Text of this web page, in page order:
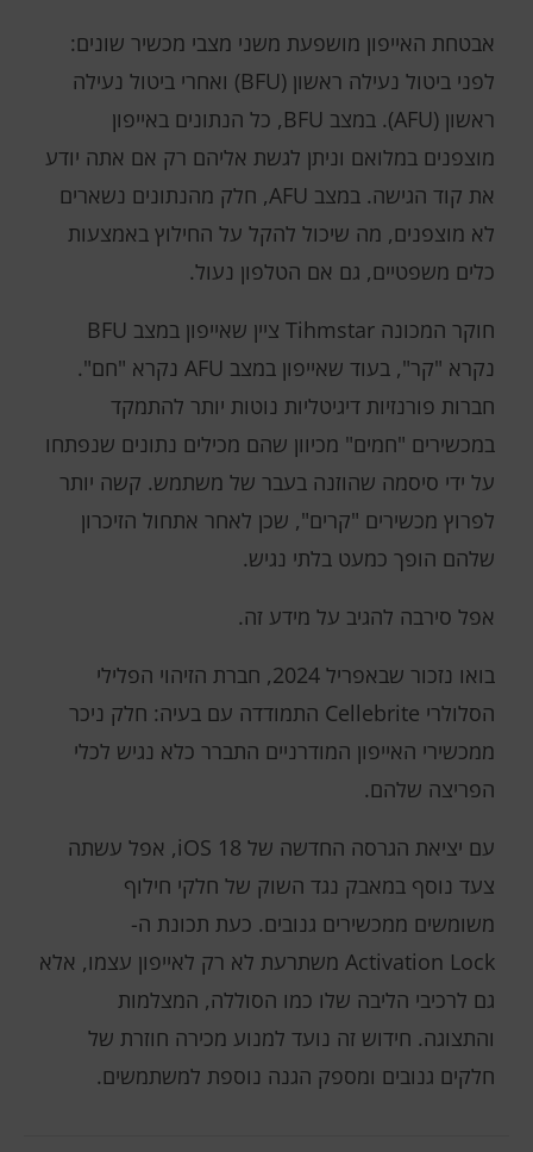
אבטחת האייפון מושפעת משני מצבי מכשיר שונים:
לפני ביטול נעילה ראשון (BFU) ואחרי ביטול נעילה
ראשון (AFU). במצב BFU, כל הנתונים באייפון
מוצפנים במלואם וניתן לגשת אליהם רק אם אתה יודע
את קוד הגישה. במצב AFU, חלק מהנתונים נשארים
לא מוצפנים, מה שיכול להקל על החילוץ באמצעות
כלים משפטיים, גם אם הטלפון נעול.
חוקר המכונה Tihmstar ציין שאייפון במצב BFU
נקרא "קר", בעוד שאייפון במצב AFU נקרא "חם".
חברות פורנזיות דיגיטליות נוטות יותר להתמקד
במכשירים "חמים" מכיוון שהם מכילים נתונים שנפתחו
על ידי סיסמה שהוזנה בעבר של משתמש. קשה יותר
לפרוץ מכשירים "קרים", שכן לאחר אתחול הזיכרון
שלהם הופך כמעט בלתי נגיש.
אפל סירבה להגיב על מידע זה.
בואו נזכור שבאפריל 2024, חברת הזיהוי הפלילי
הסלולרי Cellebrite התמודדה עם בעיה: חלק ניכר
ממכשירי האייפון המודרניים התברר כלא נגיש לכלי
הפריצה שלהם.
עם יציאת הגרסה החדשה של iOS 18, אפל עשתה
צעד נוסף במאבק נגד השוק של חלקי חילוף
משומשים ממכשירים גנובים. כעת תכונת ה-
Activation Lock משתרעת לא רק לאייפון עצמו, אלא
גם לרכיבי הליבה שלו כמו הסוללה, המצלמות
והתצוגה. חידוש זה נועד למנוע מכירה חוזרת של
חלקים גנובים ומספק הגנה נוספת למשתמשים.